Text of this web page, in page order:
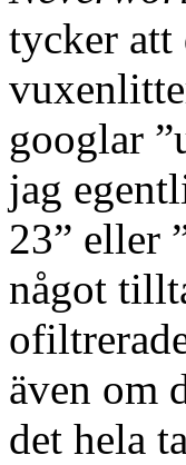
tycker att
googlar
jag
23” eller
något
även om
det hela